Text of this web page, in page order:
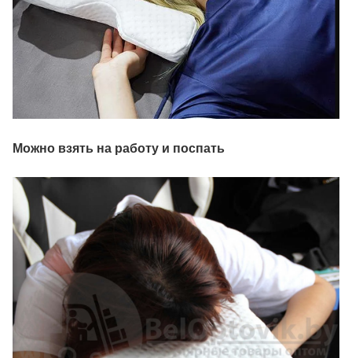
Можно взять на работу и поспать